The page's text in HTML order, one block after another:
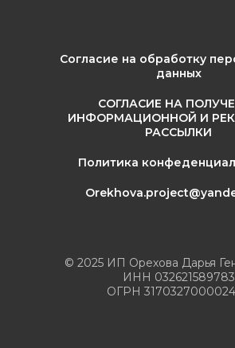
Согласие на обработку
данных
СОГЛАСИЕ НА
ИНФОРМАЦИОННОЙ И
РАССЫЛКИ
Политика
© 2025 ИП Орехова Дарья
ИНН 032621589783
ОГРН